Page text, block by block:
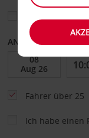
ANFANGSDATUM
Fahrer über 25
Ich habe einen